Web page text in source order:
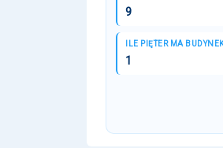
9
ILE PIĘTER MA
1